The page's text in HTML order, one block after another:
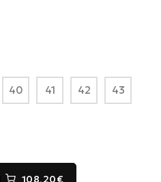
40 41 42 43
108,20€